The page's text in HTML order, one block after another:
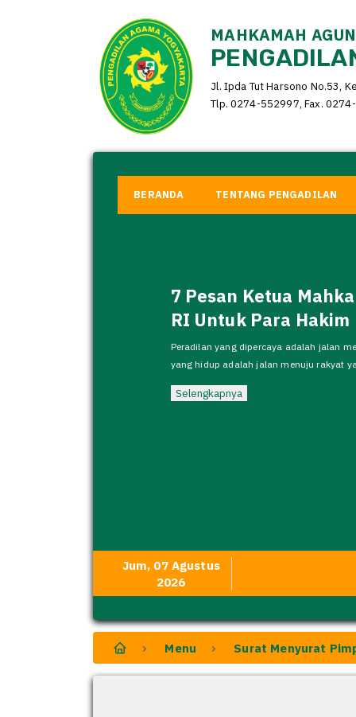
MAHKAMAH
Jl. Ipda Tut Harsono No.53,
Tlp. 0274-552997, Fax.
TENTANG PENGADILAN
BERANDA
7 Pesan Ketua
RI Untuk Para Hakim
Peradilan yang dipercaya adalah jalan
yang hidup adalah jalan menuju rakyat
Selengkapnya
Jum, 07 Agustus
2026
Menu Surat Menyurat